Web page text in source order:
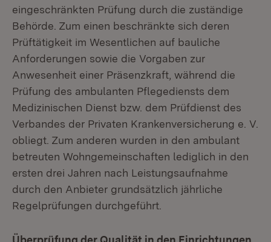
eingeschränkten Prüfung durch die zuständige
Behörde. Zum einen beschränkte sich deren
Prüftätigkeit im Wesentlichen auf bauliche
Anforderungen sowie die Vorgaben zur
Anwesenheit einer Präsenzkraft, während die
Prüfung des ambulanten Pflegediensts dem
Medizinischen Dienst bzw. dem Prüfdienst des
Verbandes der Privaten Krankenversicherung e. V.
obliegt. Zum anderen wurden in den ambulant
betreuten Wohngemeinschaften lediglich in den
ersten drei Jahren nach Leistungsaufnahme
durch den Anbieter grundsätzlich jährliche
Regelprüfungen durchgeführt.